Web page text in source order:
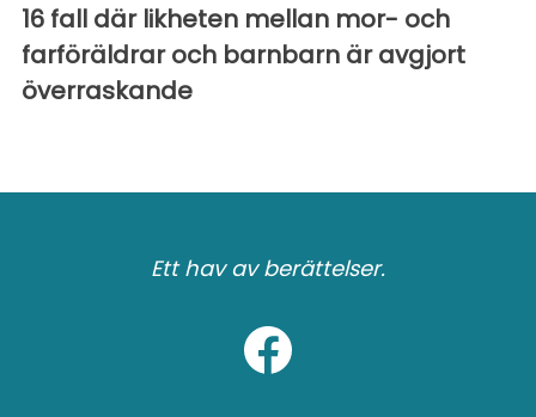
16 fall där likheten mellan mor- och
farföräldrar och barnbarn är avgjort
överraskande
Ett hav av berättelser.